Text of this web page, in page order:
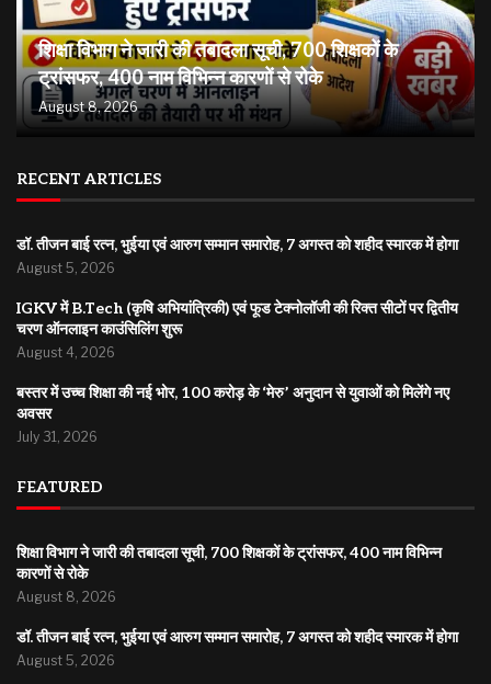
शिक्षा विभाग ने जारी की तबादला सूची, 700 शिक्षकों के
ट्रांसफर, 400 नाम विभिन्न कारणों से रोके
August 8, 2026
RECENT ARTICLES
डॉ. तीजन बाई रत्न, भुईया एवं आरुग सम्मान समारोह, 7 अगस्त को शहीद स्मारक में होगा
August 5, 2026
IGKV में B.Tech (कृषि अभियांत्रिकी) एवं फूड टेक्नोलॉजी की रिक्त सीटों पर द्वितीय
चरण ऑनलाइन काउंसिलिंग शुरू
August 4, 2026
बस्तर में उच्च शिक्षा की नई भोर, 100 करोड़ के ‘मेरु’ अनुदान से युवाओं को मिलेंगे नए
अवसर
July 31, 2026
FEATURED
शिक्षा विभाग ने जारी की तबादला सूची, 700 शिक्षकों के ट्रांसफर, 400 नाम विभिन्न
कारणों से रोके
August 8, 2026
डॉ. तीजन बाई रत्न, भुईया एवं आरुग सम्मान समारोह, 7 अगस्त को शहीद स्मारक में होगा
August 5, 2026